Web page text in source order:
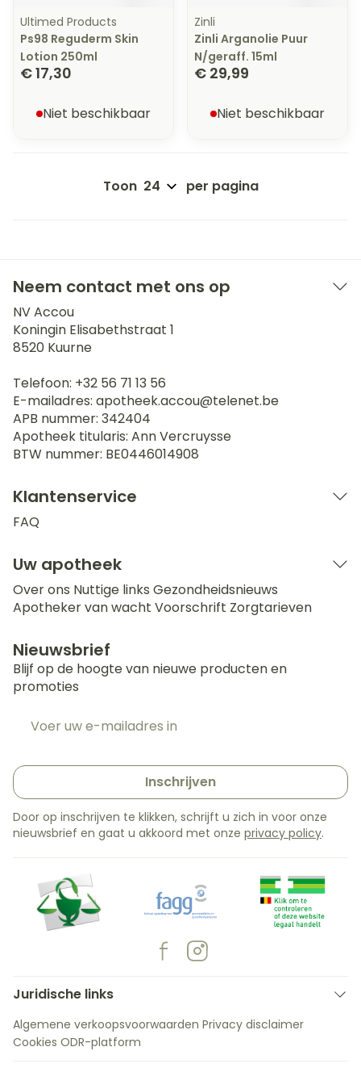
Ultimed Products
Ps98 Reguderm Skin
Lotion 250ml
€ 17,30
Niet beschikbaar
Zinli
Zinli Arganolie Puur
N/geraff. 15ml
€ 29,99
Niet beschikbaar
Toon per pagina
Neem contact met ons op
NV Accou
Koningin Elisabethstraat 1
8520 Kuurne
Telefoon: +32 56 71 13 56
E-mailadres: apotheek.accou@telenet.be
APB nummer: 342404
Apotheek titularis: Ann Vercruysse
BTW nummer: BE0446014908
Klantenservice
FAQ
Uw apotheek
Over ons Nuttige links Gezondheidsnieuws
Apotheker van wacht Voorschrift Zorgtarieven
Nieuwsbrief
Blijf op de hoogte van nieuwe producten en
promoties
Inschrijven
Door op inschrijven te klikken, schrijft u zich in voor onze
nieuwsbrief en gaat u akkoord met onze privacy policy.
Juridische links
Algemene verkoopsvoorwaarden Privacy disclaimer
Cookies ODR-platform